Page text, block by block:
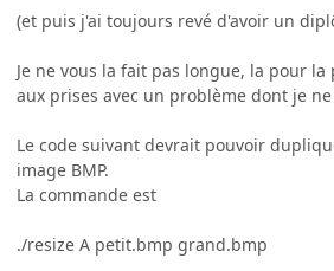
(et puis j'ai toujours revé d'avoir un
Je ne vous la fait pas longue, la pour
aux prises avec un problème dont je
Le code suivant devrait pouvoir
image BMP.
La commande est
./resize A petit.bmp grand.bmp